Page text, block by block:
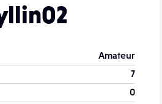
Amateur
7
0